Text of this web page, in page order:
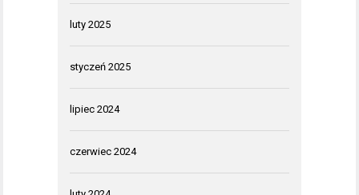
luty 2025
styczeń 2025
lipiec 2024
czerwiec 2024